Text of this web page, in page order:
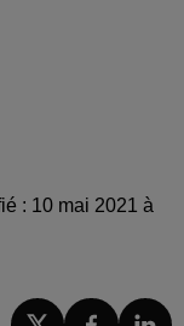
: 10 mai 2021 à